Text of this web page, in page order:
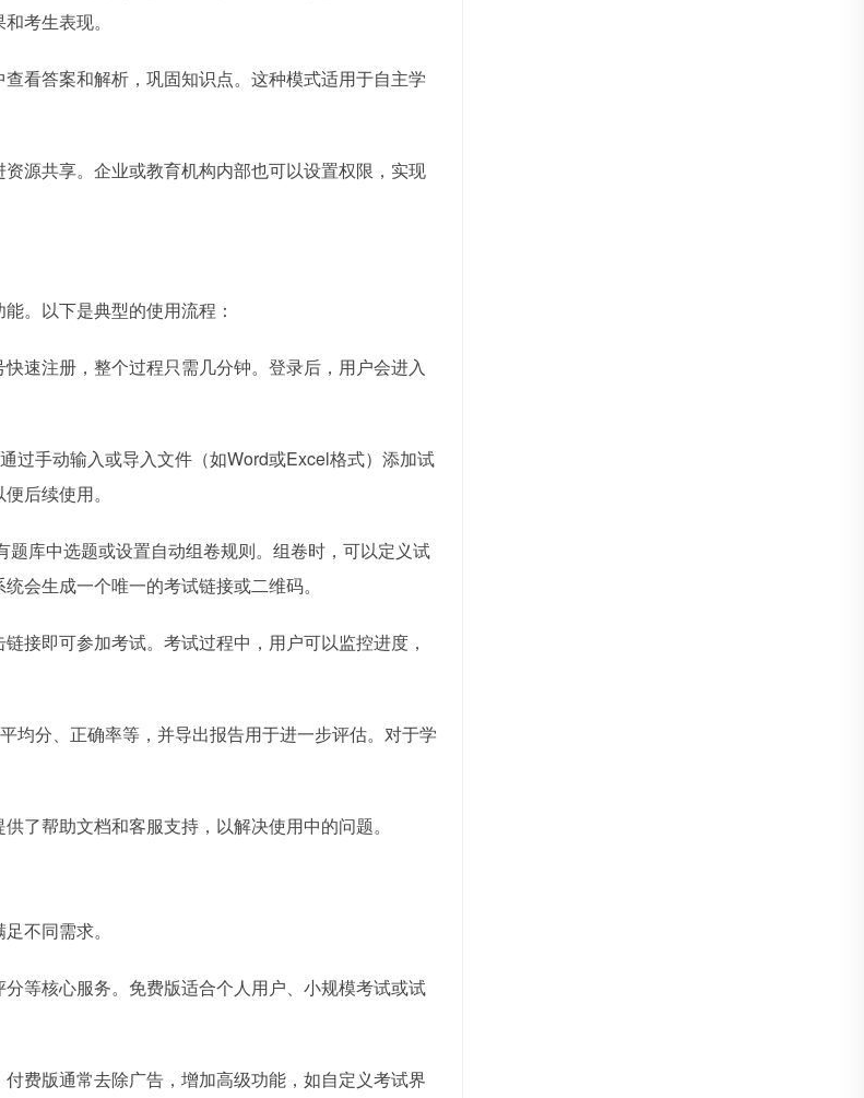
考生表现。
看答案和解析，巩固知识点。这种模式适用于自主学
源共享。企业或教育机构内部也可以设置权限，实现
。以下是典型的使用流程：
速注册，整个过程只需几分钟。登录后，用户会进入
过手动输入或导入文件（如Word或Excel格式）添加试
后续使用。
题库中选题或设置自动组卷规则。组卷时，可以定义试
会生成一个唯一的考试链接或二维码。
接即可参加考试。考试过程中，用户可以监控进度，
均分、正确率等，并导出报告用于进一步评估。对于学
了帮助文档和客服支持，以解决使用中的问题。
不同需求。
等核心服务。免费版适合个人用户、小规模考试或试
费版通常去除广告，增加高级功能，如自定义考试界